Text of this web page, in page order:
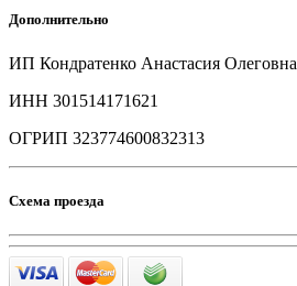
Дополнительно
ИП Кондратенко Анастасия Олеговна
ИНН 301514171621
ОГРИП 323774600832313
Схема проезда